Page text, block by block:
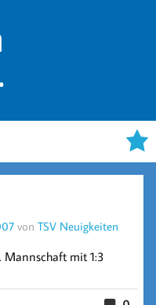
vonTSV Neuigkeiten
Mannschaft mit 1:3